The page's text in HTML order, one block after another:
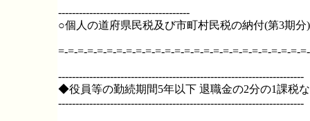
--------------------------------------
○個人の道府県民税及び市町村民税の納付(第3期分)
=-=-=-=-=-=-=-=-=-=-=-=-=-=-=-=-=-=-=-=-=-=-=-=-=-
-----------------------------------------------------------------------
◆役員等の勤続期間5年以下 退職金の2分の1課税
-----------------------------------------------------------------------